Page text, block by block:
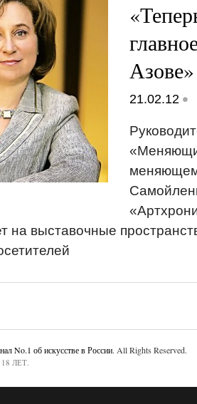
Азове»
21.02.12 •
на выставочные
No.1 об искусстве в России. All Rights Reserved.
ЛЕТ.